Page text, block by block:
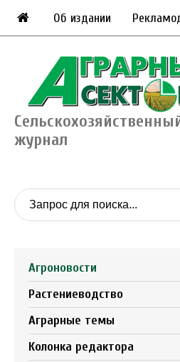
Об издании
журнал
Агроновости
Растениеводство
Аграрные темы
Колонка редактора